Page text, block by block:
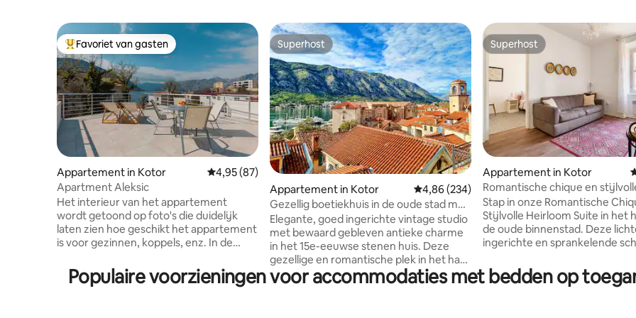
Topfavoriet van gasten
Favoriet van gasten
Appartement in Kotor Gemiddelde beoordeling van 4,95 uit 5, 87 recensies
4,95 (87)
Apartment Aleksic
Het interieur van het appartement
wordt getoond op foto's die duidelijk
laten zien hoe geschikt het appartement
is voor gezinnen, koppels, enz. In de
ongeveer 130 m afstand waar er lokale
stranden zijn die perfect zijn om te
Superhost
Superhost
Appartement in Kotor Gemiddelde beoordeling van 4,86 uit 5, 234
4,86 (234)
Gezellig boetiekhuis in de oude stad met
terrassen met uitzicht op zee
Elegante, goed ingerichte vintage studio
met bewaard gebleven antieke charme
in het 15e-eeuwse stenen huis. Deze
gezellige en romantische plek in het hart
van de oude binnenstad van Kotor biedt
een prachtig gedeeld terras met uitzicht
Superhost
Superhost
Appartement in Kotor
Romantische chique en
Heirloom Suite in de oude stad
Stap in onze Romantische
Stijlvolle Heirloom Suite in het
de oude binnenstad. Deze lichte, goed
ingerichte en sprankelende
een nostalgische sfeer ontstaat.
zich in een eeuwenoud stenen
Populaire voorzieningen voor accommodaties met bedden op